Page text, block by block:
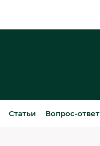
Статьи Вопрос-ответ